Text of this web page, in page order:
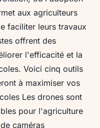
aux agriculteurs
faciliter leurs travaux
offrent des
l'efficacité et la
Voici cinq outils
à maximiser vos
Les drones sont
pour l'agriculture
caméras